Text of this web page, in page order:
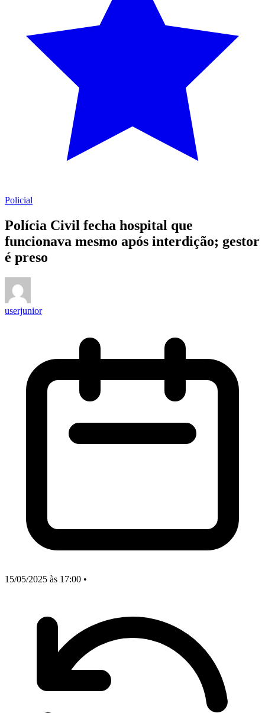
Policial
Polícia Civil fecha hospital que
funcionava mesmo após interdição; gestor
é preso
userjunior
15/05/2025 às 17:00 •